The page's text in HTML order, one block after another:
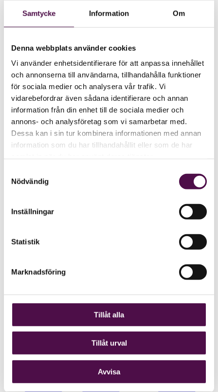
Samtycke Information Om
Denna webbplats använder cookies
Vi använder enhetsidentifierare för att anpassa innehållet
och annonserna till användarna, tillhandahålla funktioner
för sociala medier och analysera vår trafik. Vi
vidarebefordrar även sådana identifierare och annan
information från din enhet till de sociala medier och
annons- och analysföretag som vi samarbetar med.
Dessa kan i sin tur kombinera informationen med annan
information som du har tillhandahållit eller som de har
Nödvändig
Inställningar
Statistik
Marknadsföring
Tillåt alla
Tillåt urval
Avvisa